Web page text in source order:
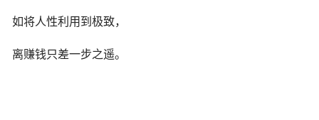
如将人性利用到极致，
离赚钱只差一步之遥。